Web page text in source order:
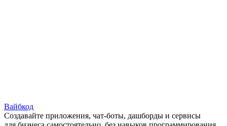
Вайбкод
Создавайте приложения, чат-боты, дашборды и сервисы